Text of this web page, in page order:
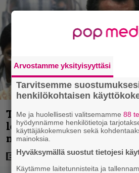
Tänään tv:ssä: Vuoden
leffassa nähdään
nykyaikainen kännykkä
Arvostamme yksityisyyttäsi
Tarvitsemme
henkilökohtaisen
Me ja huolellisesti valitsemamme88
hyödynnämme henkilötietoja
käyttäjäkokemuksen sekä
mainoksia.
Hyväksymällä suostut tietojesi
Käytämme laitetunnisteita ja